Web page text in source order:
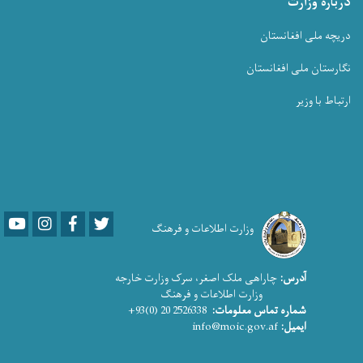
دریچه ملی افغانستان
نگارستان ملی افغانستان
ارتباط با وزیر
وزارت اطلاعات و فرهنگ YoutubeLinkedInFacebook
آدرس: چاراهی ملک اصغر، سرک وزارت خارجه
وزارت اطلاعات و فرهنگ
شماره تماس معلومات:
ایمیل: